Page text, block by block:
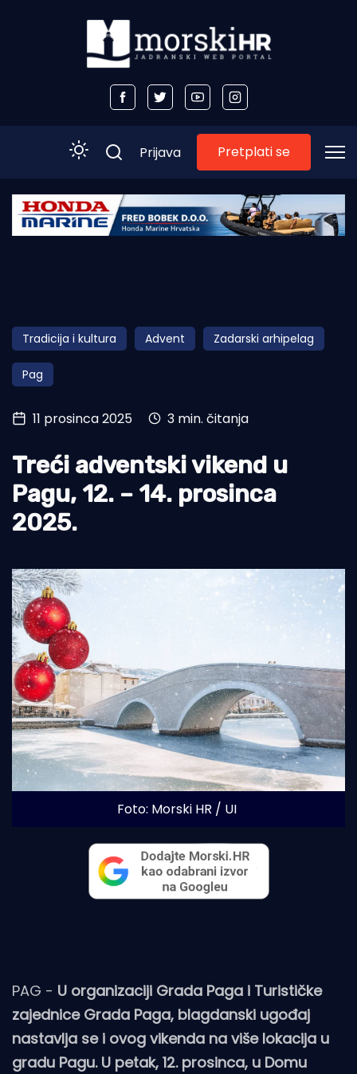
Početna
Obala
Otoci
Turizam i nautika
Pomorstvo
Ribolov
Ekologija
Tradicija i kultura
Prijava Pretplati se
Tradicija i kultura Advent Zadarski arhipelag
Pag
11 prosinca 2025 3 min. čitanja
Treći adventski vikend u
Pagu, 12. – 14. prosinca
2025.
Foto: Morski HR / UI
PAG - U organizaciji Grada Paga i Turističke
zajednice Grada Paga, blagdanski ugođaj
nastavlja se i ovog vikenda na više lokacija u
gradu Pagu. U petak, 12. prosinca, u Domu